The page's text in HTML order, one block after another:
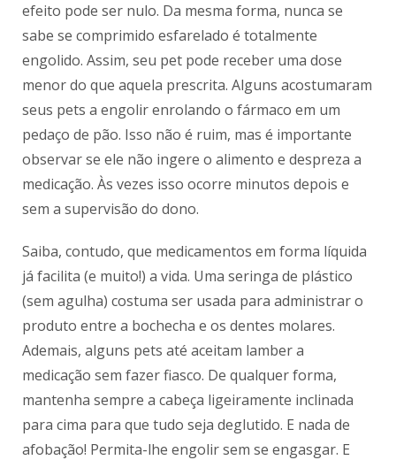
efeito pode ser nulo. Da mesma forma, nunca se
sabe se comprimido esfarelado é totalmente
engolido. Assim, seu pet pode receber uma dose
menor do que aquela prescrita. Alguns acostumaram
seus pets a engolir enrolando o fármaco em um
pedaço de pão. Isso não é ruim, mas é importante
observar se ele não ingere o alimento e despreza a
medicação. Às vezes isso ocorre minutos depois e
sem a supervisão do dono.
Saiba, contudo, que medicamentos em forma líquida
já facilita (e muito!) a vida. Uma seringa de plástico
(sem agulha) costuma ser usada para administrar o
produto entre a bochecha e os dentes molares.
Ademais, alguns pets até aceitam lamber a
medicação sem fazer fiasco. De qualquer forma,
mantenha sempre a cabeça ligeiramente inclinada
para cima para que tudo seja deglutido. E nada de
afobação! Permita-lhe engolir sem se engasgar. E